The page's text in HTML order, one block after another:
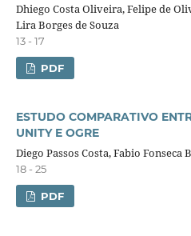
Dhiego Costa Oliveira, Felipe de
Lira Borges de Souza
13 - 17
PDF
ESTUDO COMPARATIVO
UNITY E OGRE
Diego Passos Costa, Fabio
18 - 25
PDF